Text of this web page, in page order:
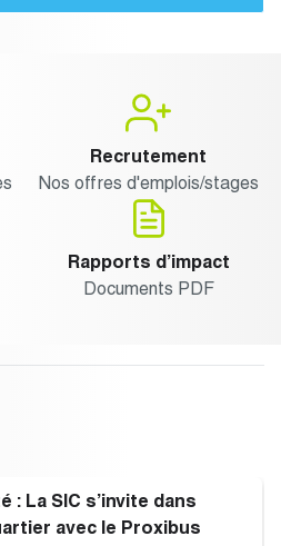
Recrutement
Nos offres d'emplois/stages
Rapports d’impact
Documents PDF
: La SIC s’invite dans
avec le Proxibus